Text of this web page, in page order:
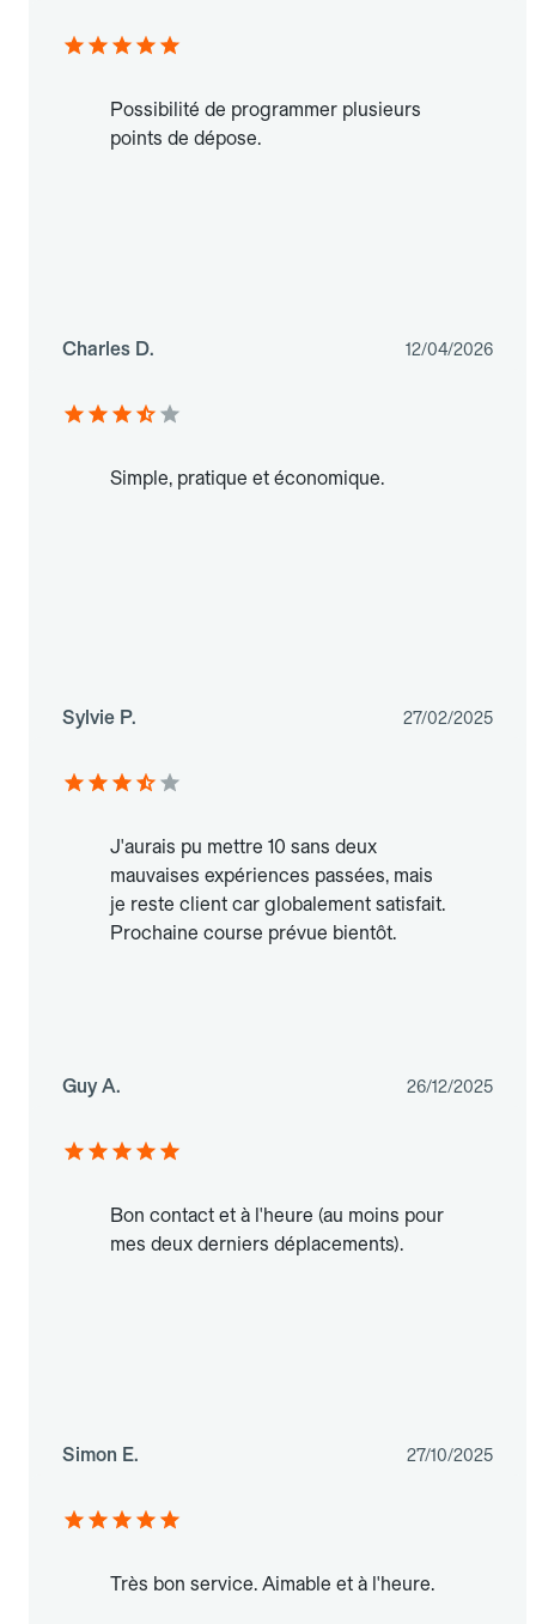
Possibilité de programmer plusieurs
points de dépose.
Charles D. 12/04/2026
Simple, pratique et économique.
Sylvie P. 27/02/2025
J'aurais pu mettre 10 sans deux
mauvaises expériences passées, mais
je reste client car globalement satisfait.
Prochaine course prévue bientôt.
Guy A. 26/12/2025
Bon contact et à l'heure (au moins pour
mes deux derniers déplacements).
Simon E. 27/10/2025
Très bon service. Aimable et à l'heure.